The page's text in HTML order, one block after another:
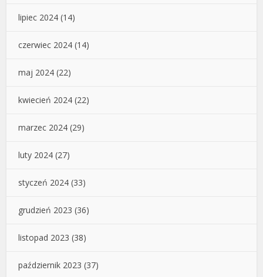
lipiec 2024 (14)
czerwiec 2024 (14)
maj 2024 (22)
kwiecień 2024 (22)
marzec 2024 (29)
luty 2024 (27)
styczeń 2024 (33)
grudzień 2023 (36)
listopad 2023 (38)
październik 2023 (37)